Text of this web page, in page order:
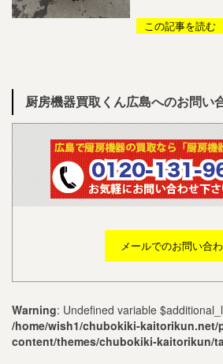
この記事を読む
厨房機器買取くん広島へのお問い
メールでのお問い合
Warning: Undefined variable
/home/wish1/chubokiki-
content/themes/chubokiki-kaitorikun/